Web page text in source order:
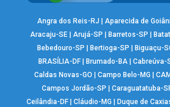
Angra dos Reis-RJ Aparecida de
Aracaju-SE |Arujá-SP Barretos-SP
Bebedouro-SP
Bertioga-SP Biguaçu-
BRASÍLIA-DF| Brumado-BA| Cabreúva-
Caldas Novas-GO
|Campo Belo-MG |
Campos Jordão-SP
Caraguatatuba-
Ceilândia-DF| Cláudio-MG Duque de